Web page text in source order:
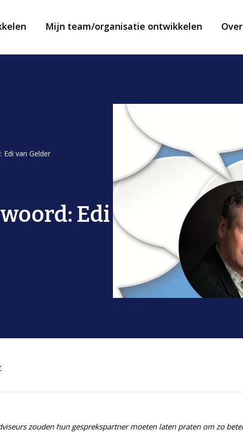
Mijn team/organisatie ontwikkelen
Edi van Gelder
Edi
zouden hun gesprekspartner moeten laten praten om zo